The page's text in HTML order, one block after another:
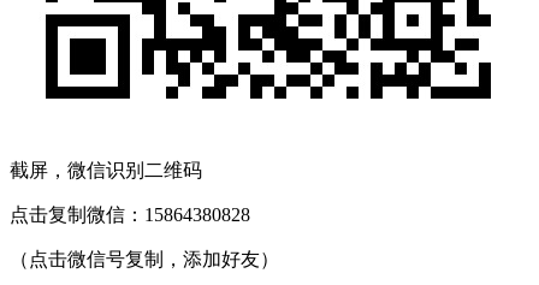
截屏，微信识别二维码
点击复制微信：15864380828
（点击微信号复制，添加好友）